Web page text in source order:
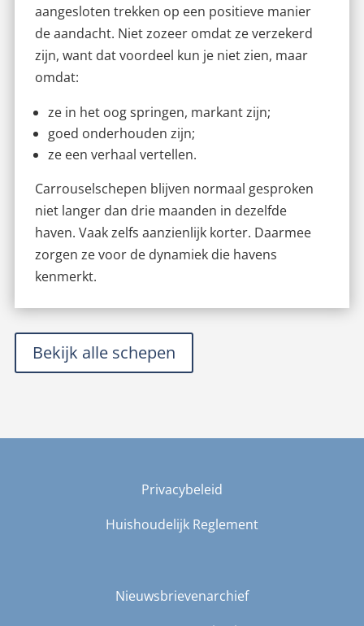
aangesloten trekken op een positieve manier
de aandacht. Niet zozeer omdat ze verzekerd
zijn, want dat voordeel kun je niet zien, maar
omdat:
ze in het oog springen, markant zijn;
goed onderhouden zijn;
ze een verhaal vertellen.
Carrouselschepen blijven normaal gesproken
niet langer dan drie maanden in dezelfde
haven. Vaak zelfs aanzienlijk korter. Daarmee
zorgen ze voor de dynamiek die havens
kenmerkt.
Bekijk alle schepen
Privacybeleid
Huishoudelijk Reglement
Nieuwsbrievenarchief